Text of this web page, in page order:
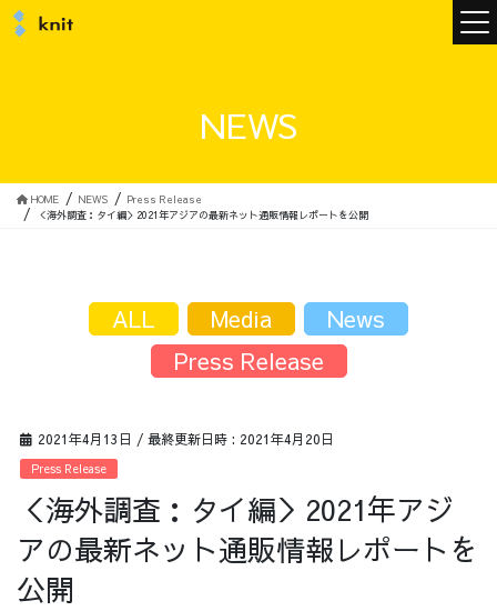
サービス
採用情報
NEWS
HOME NEWS
Press Release
＜海外調査：タイ編＞2021年アジアの最新ネット通販情報レポートを公開
2021年4月13日 / 最終更新日時 : 2021年4月20日
Press Release
＜海外調査：タイ編＞2021年アジ
アの最新ネット通販情報レポートを
公開
ALL Media
News
Press Release